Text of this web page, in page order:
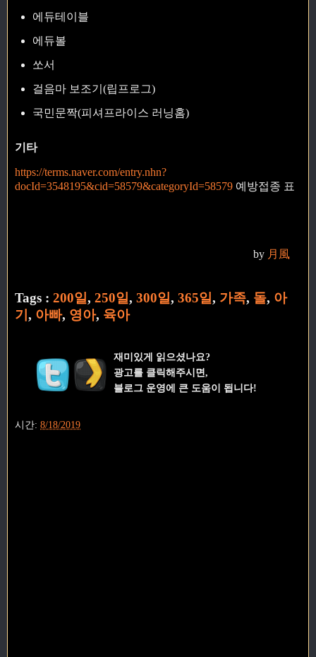
에듀테이블
에듀볼
쏘서
걸음마 보조기(립프로그)
국민문짝(피셔프라이스 러닝홈)
기타
https://terms.naver.com/entry.nhn?
docId=3548195&cid=58579&categoryId=58579 예방접종 표
by 月風
Tags : 200일, 250일, 300일, 365일, 가족, 돌, 아
기 , 아빠, 영아, 육아
재미있게 읽으셨나요?
광고를 클릭해주시면,
블로그 운영에 큰 도움이 됩니다!
시간: 8/18/2019